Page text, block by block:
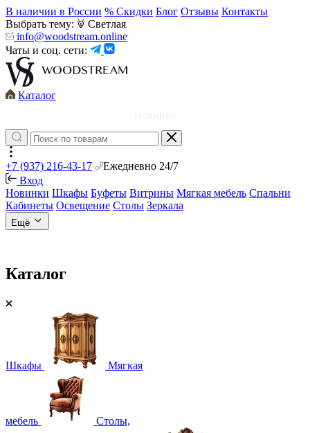
В наличии в России % Скидки Блог Отзывы Контакты
Выбрать тему:
Светлая
info@woodstream.online
Чаты и соц. сети:
Каталог
+7 (937) 216-43-17
Ежедневно 24/7
Вход
Новинки Шкафы Буфеты Витрины Мягкая мебель Спальни
Кабинеты Освещение Столы Зеркала
Ещё
Каталог
Шкафы Мягкая
мебель Столы,